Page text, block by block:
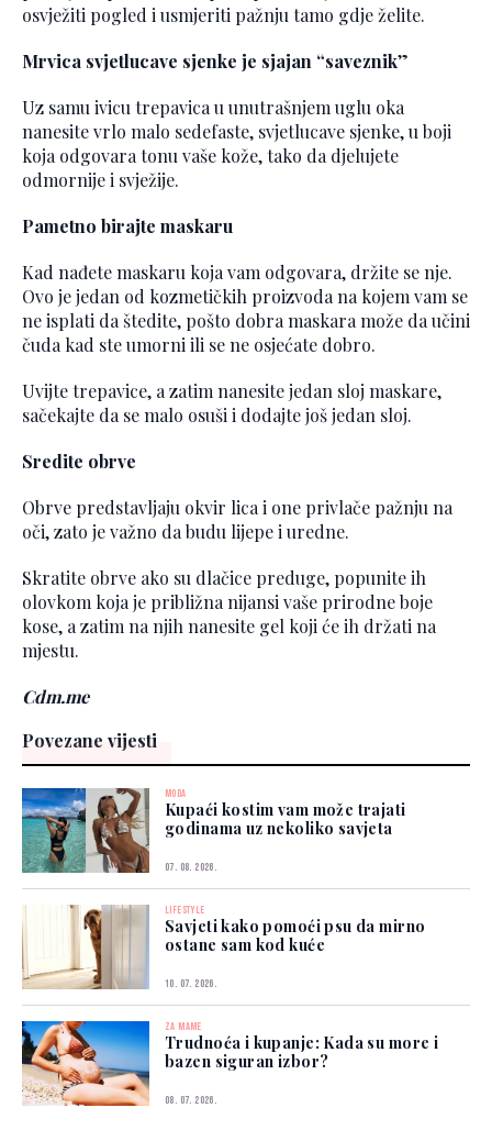
osvježiti pogled i usmjeriti pažnju tamo gdje želite.
Mrvica svjetlucave sjenke je sjajan “saveznik”
Uz samu ivicu trepavica u unutrašnjem uglu oka
nanesite vrlo malo sedefaste, svjetlucave sjenke, u boji
koja odgovara tonu vaše kože, tako da djelujete
odmornije i svježije.
Pametno birajte maskaru
Kad nađete maskaru koja vam odgovara, držite se nje.
Ovo je jedan od kozmetičkih proizvoda na kojem vam se
ne isplati da štedite, pošto dobra maskara može da učini
čuda kad ste umorni ili se ne osjećate dobro.
Uvijte trepavice, a zatim nanesite jedan sloj maskare,
sačekajte da se malo osuši i dodajte još jedan sloj.
Sredite obrve
Obrve predstavljaju okvir lica i one privlače pažnju na
oči, zato je važno da budu lijepe i uredne.
Skratite obrve ako su dlačice preduge, popunite ih
olovkom koja je približna nijansi vaše prirodne boje
kose, a zatim na njih nanesite gel koji će ih držati na
mjestu.
Cdm.me
Povezane vijesti
MODA
Kupaći kostim vam može trajati
godinama uz nekoliko savjeta
07. 08. 2026.
LIFESTYLE
Savjeti kako pomoći psu da mirno
ostane sam kod kuće
10. 07. 2026.
ZA MAME
Trudnoća i kupanje: Kada su more i
bazen siguran izbor?
08. 07. 2026.